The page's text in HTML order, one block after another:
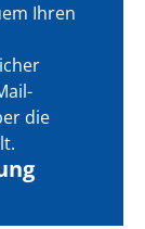
Ihren
die